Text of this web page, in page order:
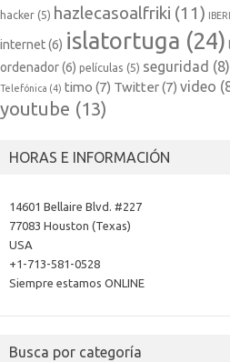
hacker (5) hazlecasoalfriki (11)
internet(6) islatortuga (24)
ordenador(6) películas (5) seguridad (8)
Telefónica (4) timo (7) Twitter(7) video
youtube (13)
HORAS E INFORMACIÓN
14601 Bellaire Blvd. #227
77083 Houston (Texas)
USA
+1-713-581-0528
Siempre estamos ONLINE
Busca por categoría